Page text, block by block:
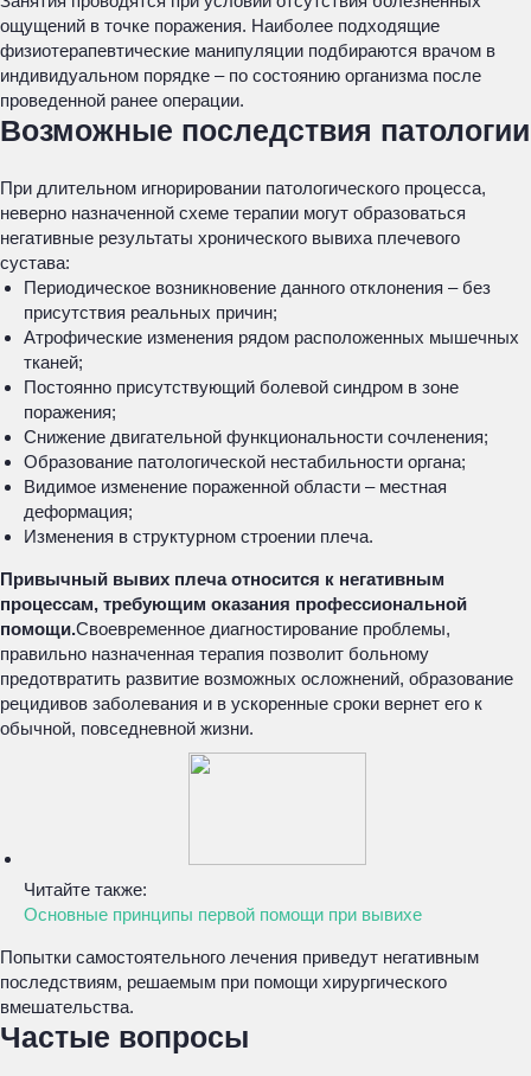
ощущений в точке поражения. Наиболее подходящие
физиотерапевтические манипуляции подбираются врачом в
индивидуальном порядке – по состоянию организма после
проведенной ранее операции.
Возможные последствия патологии
При длительном игнорировании патологического процесса,
неверно назначенной схеме терапии могут образоваться
негативные результаты хронического вывиха плечевого
сустава:
Периодическое возникновение данного отклонения – без
присутствия реальных причин;
Атрофические изменения рядом расположенных мышечных
тканей;
Постоянно присутствующий болевой синдром в зоне
поражения;
Снижение двигательной функциональности сочленения;
Образование патологической нестабильности органа;
Видимое изменение пораженной области – местная
деформация;
Изменения в структурном строении плеча.
Привычный вывих плеча относится к негативным
процессам, требующим оказания профессиональной
помощи.Своевременное диагностирование проблемы,
правильно назначенная терапия позволит больному
предотвратить развитие возможных осложнений, образование
рецидивов заболевания и в ускоренные сроки вернет его к
обычной, повседневной жизни.
Читайте также:
Основные принципы первой помощи при вывихе
Попытки самостоятельного лечения приведут негативным
последствиям, решаемым при помощи хирургического
вмешательства.
Частые вопросы